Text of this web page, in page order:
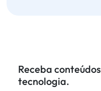
Receba
tecnologia.